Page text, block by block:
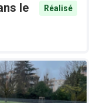
le
Réalisé